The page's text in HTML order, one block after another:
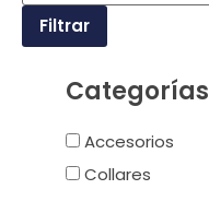
Filtrar
Categorías
Accesorios
Collares